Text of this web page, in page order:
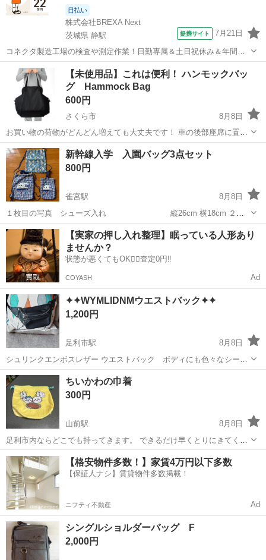
日払い
株式会社BREXA Next
茨城県 静駅
提携サイト 7月21日
コネクタ製造工場の検査や測定作業！日勤専属＆土日祝休み＆年間休
日128日★クリーンルーム内作業★マイカー通勤OK＆無料駐車場あり
★就業先食堂利用可！日払い制度あり！《茨城県常陸大宮市》 人気の
工場のお仕事 ◇コネクタ製造工...
茨城 常陸大宮市 静駅 その他
【未使用品】これは便利！ ハンモックバッ
グ Hammock Bag
600円
さくら市
8月8日
お買い物の荷物がどんどん増えても大丈夫です！ 車の後部座席に置
き、取っ手を前後の座席のヘッドレストにひっかけて使用します。 走
行中のレジ袋などの崩れ落ちの心配もありません。 本体サイズ:約
60.5×32...
栃木 さくら市 バッグ ハンモック
新幹線入学 入園バッグ3点セット
800円
雀宮駅
8月8日
１枚目の写真 シューズ入れ 縦26cm 横18cm ２枚
目の写真 体操着入れ 縦33cm 28cm ３枚目の写真
ショルダーバッグ 縦37cm 横30cm ４枚目の写真 シ
ミが少...
栃木 宇都宮市 雀宮駅 バッグ 新幹線
【実家の押し入れ整理】眠っている人形あり
ませんか？
状態が悪くてもOK🙆‍♀️査定0円‼️
COYASH Ad
✦✦WYMLIDNMウエストバック✦✦
1,200円
足利市駅
8月8日
シュリンクエンボスレザー ウエストバック ボディにも色々なシーン
に合わせて📳やタバコ等が入り重宝してました… ❊👖ポケットに物を
入れた りがサバって嫌な方に ❊ちょっとしたお出かけに どうで
すか? ❊横幅 33 ...
栃木 足利市 足利市駅 バッグ
ちいかわの巾着
300円
山前駅
8月8日
足利市内ならどこでも持ってきます。 できるだけ早くとりにきてくれ
る方を優先させていただきます。 よろしくおねがいします。 汚れはな
いですが素人保管なので神経質な方はお控えください
栃木 足利市 山前駅 バッグ
【格安物件多数！】家賃4万円以下多数
【保証人ナシ】賃貸物件多数掲載！
ニフティ不動産 Ad
シングルショルダーバッグ F
2,000円